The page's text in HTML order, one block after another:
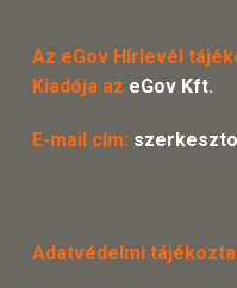
Az eGov Hírlevél
Kiadója az eGov Kft.
E-mail cím:
Adatvédelmi